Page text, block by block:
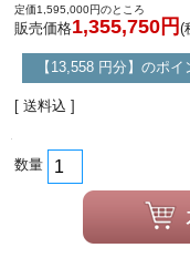
定価1,595,000円のところ
販売価格1,355,750円 (
【13,558 円分】のポ
[ 送料込 ]
数量